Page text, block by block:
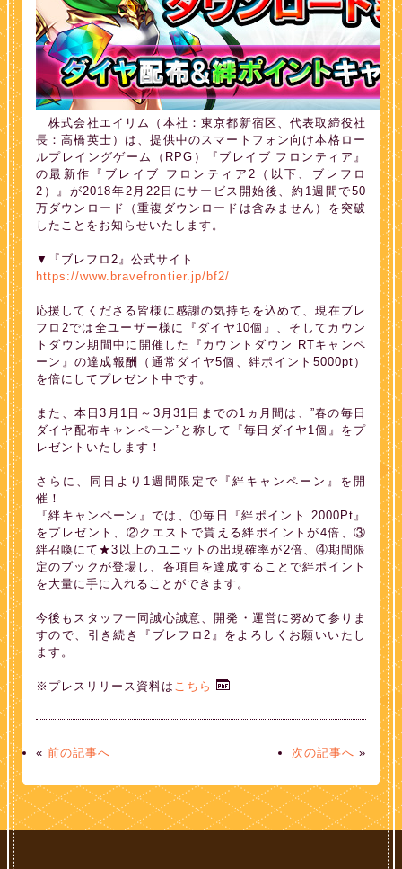
株式会社エイリム（本社：東京都新宿区、代表取締役社
長：高橋英士）は、提供中のスマートフォン向け本格ロー
ルプレイングゲーム（RPG）『ブレイブ フロンティア』
の最新作『ブレイブ フロンティア2（以下、ブレフロ
2）』が2018年2月22日にサービス開始後、約1週間で50
万ダウンロード（重複ダウンロードは含みません）を突破
したことをお知らせいたします。
▼『ブレフロ2』公式サイト
https://www.bravefrontier.jp/bf2/
応援してくださる皆様に感謝の気持ちを込めて、現在ブレ
フロ2では全ユーザー様に『ダイヤ10個』、そしてカウン
トダウン期間中に開催した『カウントダウン RTキャンペ
ーン』の達成報酬（通常ダイヤ5個、絆ポイント5000pt）
を倍にしてプレゼント中です。
また、本日3月1日～3月31日までの1ヵ月間は、”春の毎日
ダイヤ配布キャンペーン”と称して『毎日ダイヤ1個』をプ
レゼントいたします！
さらに、同日より1週間限定で『絆キャンペーン』を開
催！
『絆キャンペーン』では、①毎日『絆ポイント 2000Pt』
をプレゼント、②クエストで貰える絆ポイントが4倍、③
絆召喚にて★3以上のユニットの出現確率が2倍、④期間限
定のブックが登場し、各項目を達成することで絆ポイント
を大量に手に入れることができます。
今後もスタッフ一同誠心誠意、開発・運営に努めて参りま
すので、引き続き『ブレフロ2』をよろしくお願いいたし
ます。
※プレスリリース資料は こちら
«前の記事へ 次の記事へ »